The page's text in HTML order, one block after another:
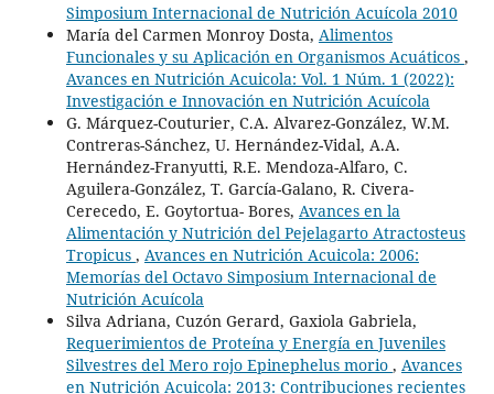
Simposium Internacional de Nutrición Acuícola 2010
María del Carmen Monroy Dosta, Alimentos
Funcionales y su Aplicación en Organismos Acuáticos ,
Avances en Nutrición Acuicola: Vol. 1 Núm. 1 (2022):
Investigación e Innovación en Nutrición Acuícola
G. Márquez-Couturier, C.A. Alvarez-González, W.M.
Contreras-Sánchez, U. Hernández-Vidal, A.A.
Hernández-Franyutti, R.E. Mendoza-Alfaro, C.
Aguilera-González, T. García-Galano, R. Civera-
Cerecedo, E. Goytortua- Bores, Avances en la
Alimentación y Nutrición del Pejelagarto Atractosteus
Tropicus , Avances en Nutrición Acuicola: 2006:
Memorías del Octavo Simposium Internacional de
Nutrición Acuícola
Silva Adriana, Cuzón Gerard, Gaxiola Gabriela,
Requerimientos de Proteína y Energía en Juveniles
Silvestres del Mero rojo Epinephelus morio , Avances
en Nutrición Acuicola: 2013: Contribuciones recientes